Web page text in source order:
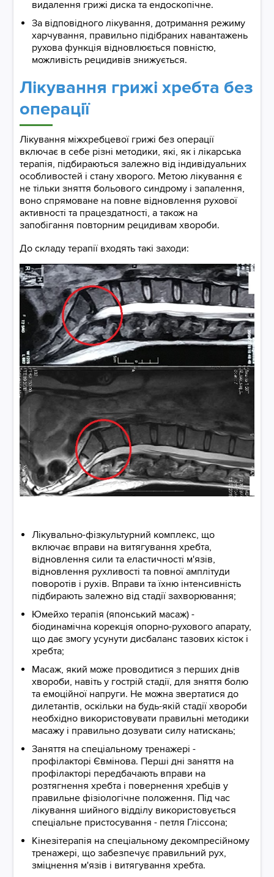
видалення грижі диска та ендоскопічне.
За відповідного лікування, дотримання режиму
харчування, правильно підібраних навантажень
рухова функція відновлюється повністю,
можливість рецидивів знижується.
Лікування грижі хребта без
операції
Лікування міжхребцевої грижі без операції
включає в себе різні методики, які, як і лікарська
терапія, підбираються залежно від індивідуальних
особливостей і стану хворого. Метою лікування є
не тільки зняття больового синдрому і запалення,
воно спрямоване на повне відновлення рухової
активності та працездатності, а також на
запобігання повторним рецидивам хвороби.
До складу терапії входять такі заходи:
Лікувально-фізкультурний комплекс, що
включає вправи на витягування хребта,
відновлення сили та еластичності м'язів,
відновлення рухливості та повної амплітуди
поворотів і рухів. Вправи та їхню інтенсивність
підбирають залежно від стадії захворювання;
Юмейхо терапія (японський масаж) -
біодинамічна корекція опорно-рухового апарату,
що дає змогу усунути дисбаланс тазових кісток і
хребта;
Масаж, який може проводитися з перших днів
хвороби, навіть у гострій стадії, для зняття болю
та емоційної напруги. Не можна звертатися до
дилетантів, оскільки на будь-якій стадії хвороби
необхідно використовувати правильні методики
масажу і правильно дозувати силу натискань;
Заняття на спеціальному тренажері -
профілакторі Євмінова. Перші дні заняття на
профілакторі передбачають вправи на
розтягнення хребта і повернення хребців у
правильне фізіологічне положення. Під час
лікування шийного відділу використовується
спеціальне пристосування - петля Гліссона;
Кінезітерапія на спеціальному декомпресійному
тренажері, що забезпечує правильний рух,
зміцнення м'язів і витягування хребта.